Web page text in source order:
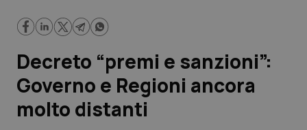
Regioni e Asl
Lavoro e Professioni
Scienza e Farmaci
Studi e Analisi
Decreto “premi e sanzioni”:
Governo e Regioni ancora
molto distanti